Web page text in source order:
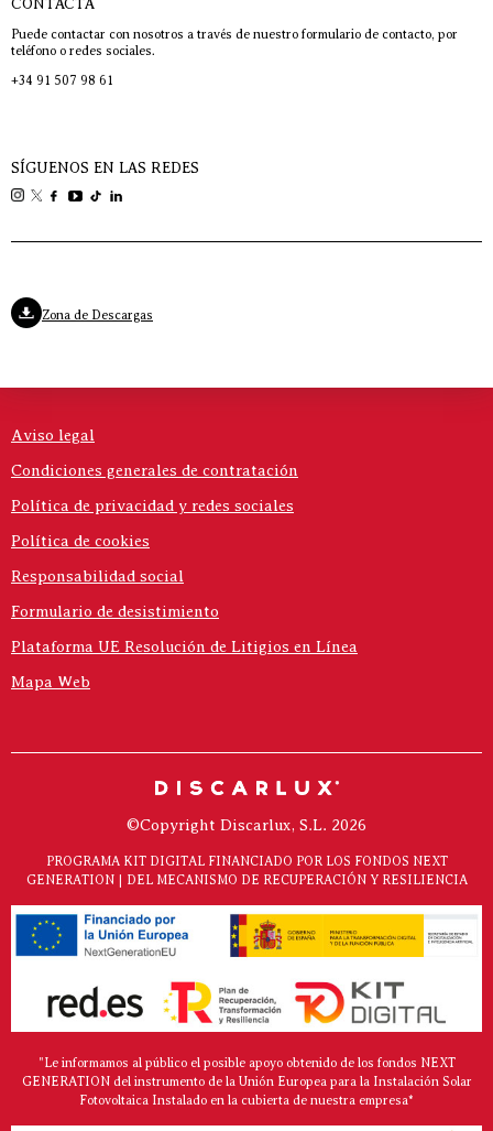
CONTACTA
Puede contactar con nosotros a través de nuestro formulario de contacto, por
teléfono o redes sociales.
+34 91 507 98 61
SÍGUENOS EN LAS REDES
Zona de Descargas
Aviso legal
Condiciones generales de contratación
Política de privacidad y redes sociales
Política de cookies
Responsabilidad social
Formulario de desistimiento
Plataforma UE Resolución de Litigios en Línea
Mapa Web
©Copyright Discarlux, S.L. 2026
PROGRAMA KIT DIGITAL FINANCIADO POR LOS FONDOS NEXT
GENERATION | DEL MECANISMO DE RECUPERACIÓN Y RESILIENCIA
"Le informamos al público el posible apoyo obtenido de los fondos NEXT
GENERATION del instrumento de la Unión Europea para la Instalación Solar
Fotovoltaica Instalado en la cubierta de nuestra empresa*